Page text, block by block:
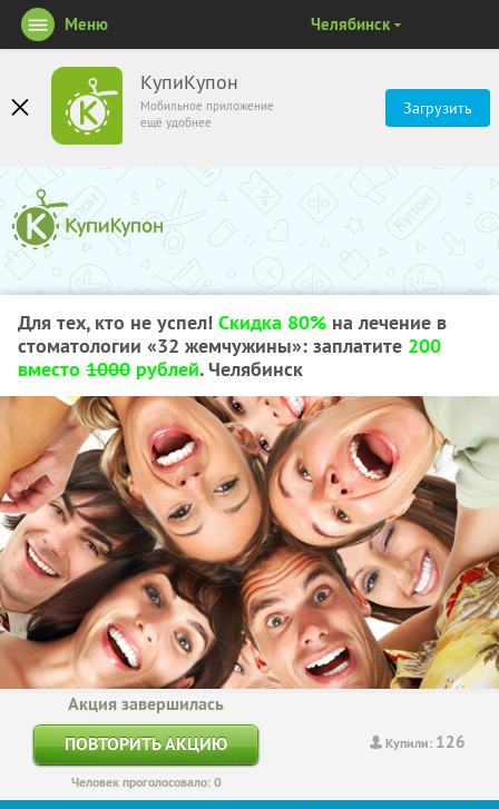
КупиКупон
Мобильное приложение
ещё удобнее
Загрузить
Меню Челябинск
Для тех, кто не успел! Скидка 80% на лечение в
стоматологии «32 жемчужины»: заплатите 200
вместо 1000 рублей. Челябинск
Купили: 126
Акция завершилась
ПОВТОРИТЬ АКЦИЮ
Человек проголосовало: 0